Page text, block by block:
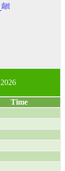
Сподвижники Пророка Мухаммада ﷺ
Time